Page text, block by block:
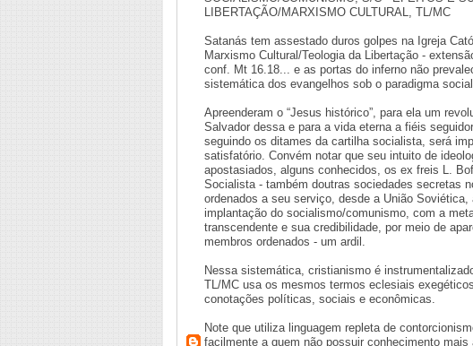
LIBERTAÇÃO/MARXISMO CULTURAL, TL/MC
Satanás tem assestado duros golpes na Igreja
Marxismo Cultural/Teologia da Libertação -
conf. Mt 16.18... e as portas do inferno não
sistemática dos evangelhos sob o paradigma
Apreenderam o “Jesus histórico”, para ela um
Salvador dessa e para a vida eterna a fiéis
seguindo os ditames da cartilha socialista, será
satisfatório. Convém notar que seu intuito de
apostasiados, alguns conhecidos, os ex freis L.
Socialista - também doutras sociedades secretas
ordenados a seu serviço, desde a União
implantação do socialismo/comunismo, com a
transcendente e sua credibilidade, por meio de
membros ordenados - um ardil.
Nessa sistemática, cristianismo é
TL/MC usa os mesmos termos eclesiais
conotações políticas, sociais e econômicas.
Note que utiliza linguagem repleta de
facilmente a quem não possuir conhecimento